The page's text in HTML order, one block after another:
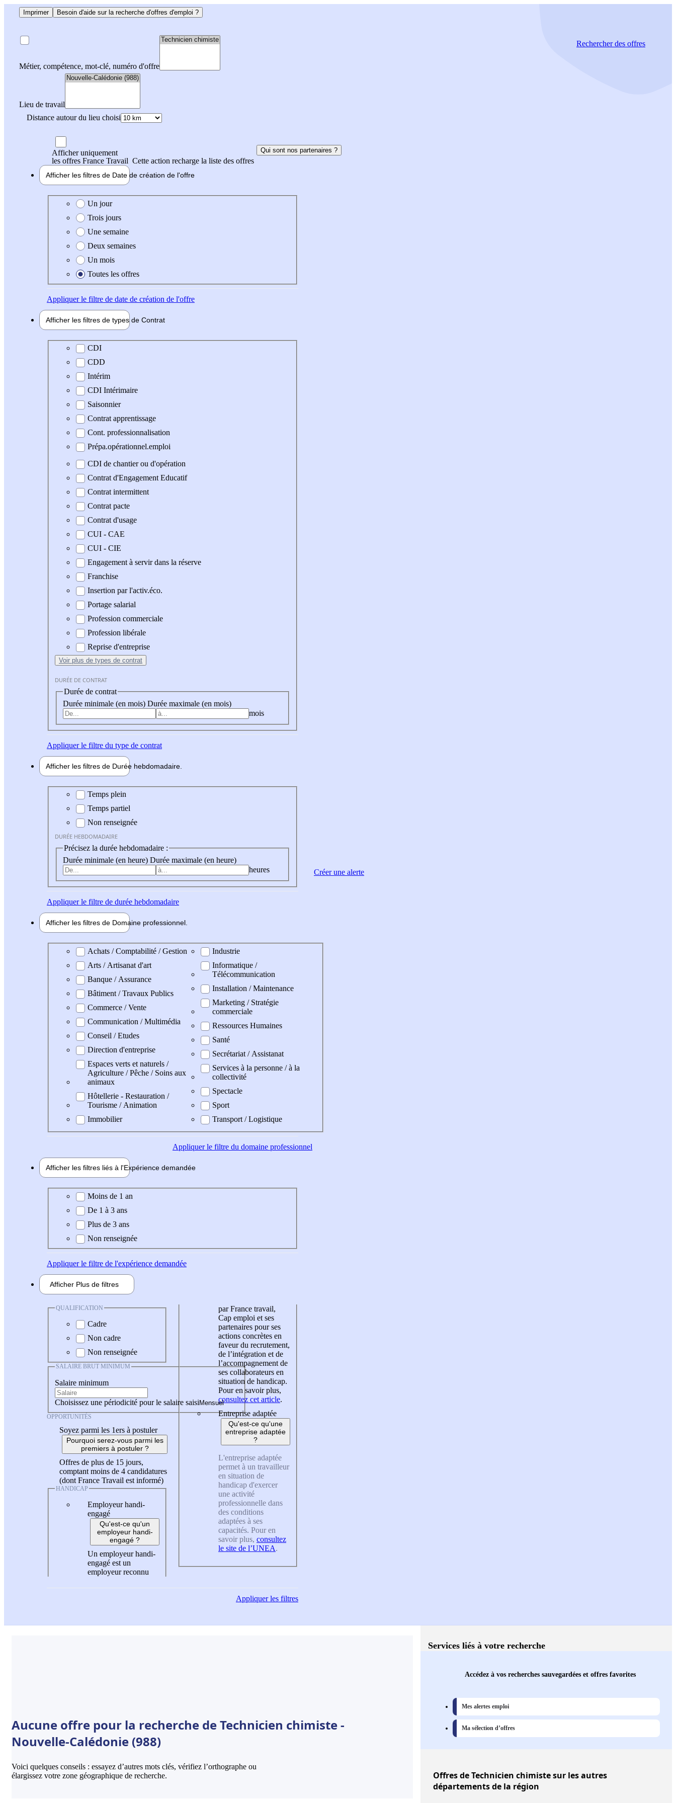
Imprimer Besoin d'aide sur la recherche d'offres d'emploi ?
Métier, compétence, mot-clé, numéro d'offre
Lieu de travail
Distance autour du lieu choisi
Rechercherdes offres
Afficher uniquement
les offres France Travail Cette action recharge la liste des offres
Qui sont nos partenaires ?
Afficher les filtres de Date de création de l'offre
Date de création de l'offre
Un jour
Trois jours
Une semaine
Deux semaines
Un mois
Toutes les offres
Appliquerle filtre de date de création de l'offre
Afficher les filtres de types de Contrat
Type de contrat
CDI
CDD
Intérim
CDI Intérimaire
Saisonnier
Contrat apprentissage
Cont. professionnalisation
Prépa.opérationnel.emploi
CDI de chantier ou d'opération
Contrat d'Engagement Educatif
Contrat intermittent
Contrat pacte
Contrat d'usage
CUI - CAE
CUI - CIE
Engagement à servir dans la réserve
Franchise
Insertion par l'activ.éco.
Portage salarial
Profession commerciale
Profession libérale
Reprise d'entreprise
Voir plus de types de contrat
DURÉE DE CONTRAT
Durée de contrat
Durée minimale (en mois) Durée maximale (en mois)
mois
Appliquerle filtre du type de contrat
Afficher les filtres de Durée hebdomadaire
Durée hebdomadaire
Temps plein
Temps partiel
Non renseignée
DURÉE HEBDOMADAIRE
Précisez la durée hebdomadaire :
Durée minimale (en heure) Durée maximale (en heure)
heures
Appliquerle filtre de durée hebdomadaire
Afficher les filtres de Domaine professionnel
Domaine professionel
Achats / Comptabilité / Gestion
Arts / Artisanat d'art
Banque / Assurance
Bâtiment / Travaux Publics
Commerce / Vente
Communication / Multimédia
Conseil / Etudes
Direction d'entreprise
Espaces verts et naturels /
Agriculture / Pêche / Soins aux
animaux
Hôtellerie - Restauration /
Tourisme / Animation
Immobilier
Industrie
Informatique /
Télécommunication
Installation / Maintenance
Marketing / Stratégie
commerciale
Ressources Humaines
Santé
Secrétariat / Assistanat
Services à la personne / à la
collectivité
Spectacle
Sport
Transport / Logistique
Appliquerle filtre du domaine professionnel
Afficher les filtres liés à l'Expérience demandée
Expérience demandée
Moins de 1 an
De 1 à 3 ans
Plus de 3 ans
Non renseignée
Appliquerle filtre de l'expérience demandée
Afficher Plus de filtres
QUALIFICATION
Cadre
Non cadre
Non renseignée
SALAIRE BRUT MINIMUM
Salaire minimum
Choisissez une périodicité pour le salaire saisi
OPPORTUNITÉS
Soyez parmi les 1ers à postuler
Pourquoi serez-vous parmi les
premiers à postuler ?
Offres de plus de 15 jours,
comptant moins de 4 candidatures
(dont France Travail est informé)
HANDICAP
Employeur handi-
engagé
Qu'est-ce qu'un
employeur handi-
engagé ?
Un employeur handi-
engagé est un
employeur reconnu
par France travail,
Cap emploi et ses
partenaires pour ses
actions concrètes en
faveur du recrutement,
de l’intégration et de
l’accompagnement de
ses collaborateurs en
situation de handicap.
Pour en savoir plus,
consultez cet article.
Entreprise adaptée
Qu'est-ce qu'une
entreprise adaptée
?
L'entreprise adaptée
permet à un travailleur
en situation de
handicap d'exercer
une activité
professionnelle dans
des conditions
adaptées à ses
capacités. Pour en
savoir plus, consultez
le site de l’UNEA.
Appliquerles filtres
Créer une alerte
Aucune offre pour la recherche de Technicien chimiste -
Nouvelle-Calédonie (988)
Voici quelques conseils : essayez d’autres mots clés, vérifiez l’orthographe ou
élargissez votre zone géographique de recherche.
Services liés à votre recherche
Accédez à vos recherches sauvegardées et offres favorites
Mes alertes emploi
Ma sélection d’offres
Offresde Technicien chimiste sur les autres
départements de la région